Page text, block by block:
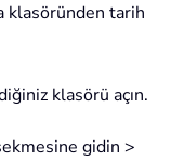
klasöründen tarih
klasörü açın.
gidin >